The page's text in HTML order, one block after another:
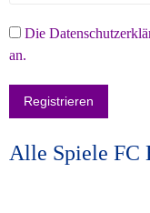
Die
an.
Alle Spiele FC